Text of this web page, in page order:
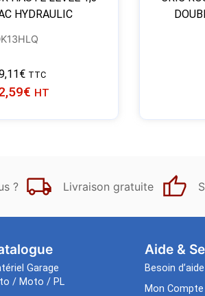
HYDRAULIC
€ TTC
€ HT
? Livraison gratuite
Garage
/ Moto / PL
Aide &
Besoin
Mon Compte